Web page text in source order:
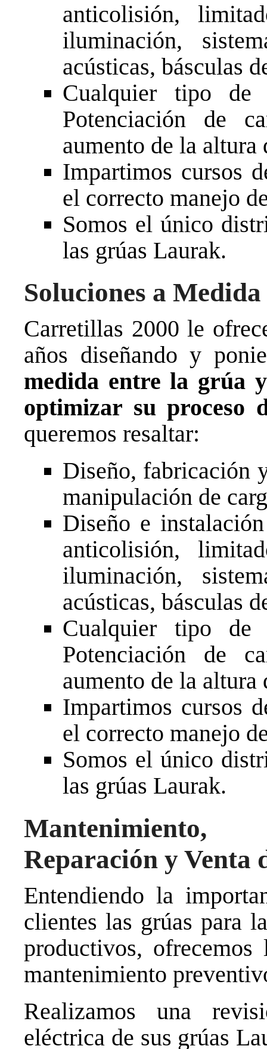
anticolisión,
iluminación,
acústicas, básculas
Cualquier tipo de
Potenciación de
aumento de la altura
Impartimos cursos
el correcto manejo
Somos el único
las grúas Laurak.
Soluciones a Medida
Carretillas 2000 le
años diseñando y
medida entre la grúa
optimizar su proceso
queremos resaltar:
Diseño, fabricación
manipulación de
Diseño e
anticolisión,
iluminación,
acústicas, básculas
Cualquier tipo de
Potenciación de
aumento de la altura
Impartimos cursos
el correcto manejo
Somos el único
las grúas Laurak.
Reparación y Venta
Entendiendo la
clientes las grúas para
productivos,
mantenimiento
Realizamos una
eléctrica de sus grúas